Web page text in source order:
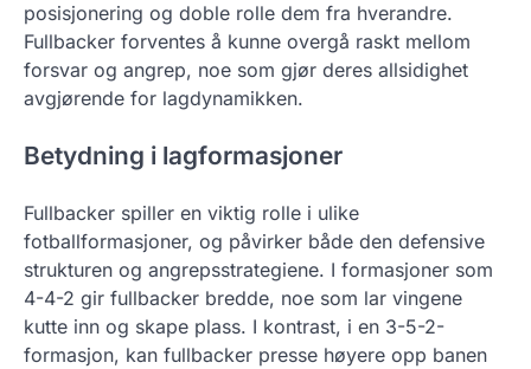
posisjonering og doble rolle dem fra hverandre.
Fullbacker forventes å kunne overgå raskt mellom
forsvar og angrep, noe som gjør deres allsidighet
avgjørende for lagdynamikken.
Betydning i lagformasjoner
Fullbacker spiller en viktig rolle i ulike
fotballformasjoner, og påvirker både den defensive
strukturen og angrepsstrategiene. I formasjoner som
4-4-2 gir fullbacker bredde, noe som lar vingene
kutte inn og skape plass. I kontrast, i en 3-5-2-
formasjon, kan fullbacker presse høyere opp banen